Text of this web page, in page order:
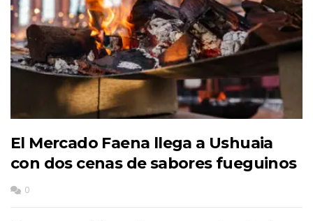
El Mercado Faena llega a Ushuaia
con dos cenas de sabores fueguinos
0